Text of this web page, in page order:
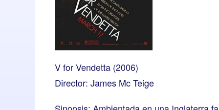
V for Vendetta (2006)
Director: James Mc Teige